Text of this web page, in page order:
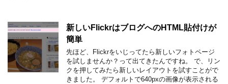
新しいFlickrはブログへのHTML貼付けが
簡単
先ほど、Flickrをいじってたら新しいフォトページ
を試しませんか？って出てきたんですね。 で、リン
クを押してみたら新しいレイアウトを試すことがで
きました。 デフォルトで640pxの画像が表示される